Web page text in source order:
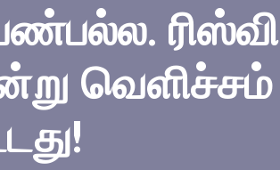
ரிஸ்வி
வெளிச்சம்